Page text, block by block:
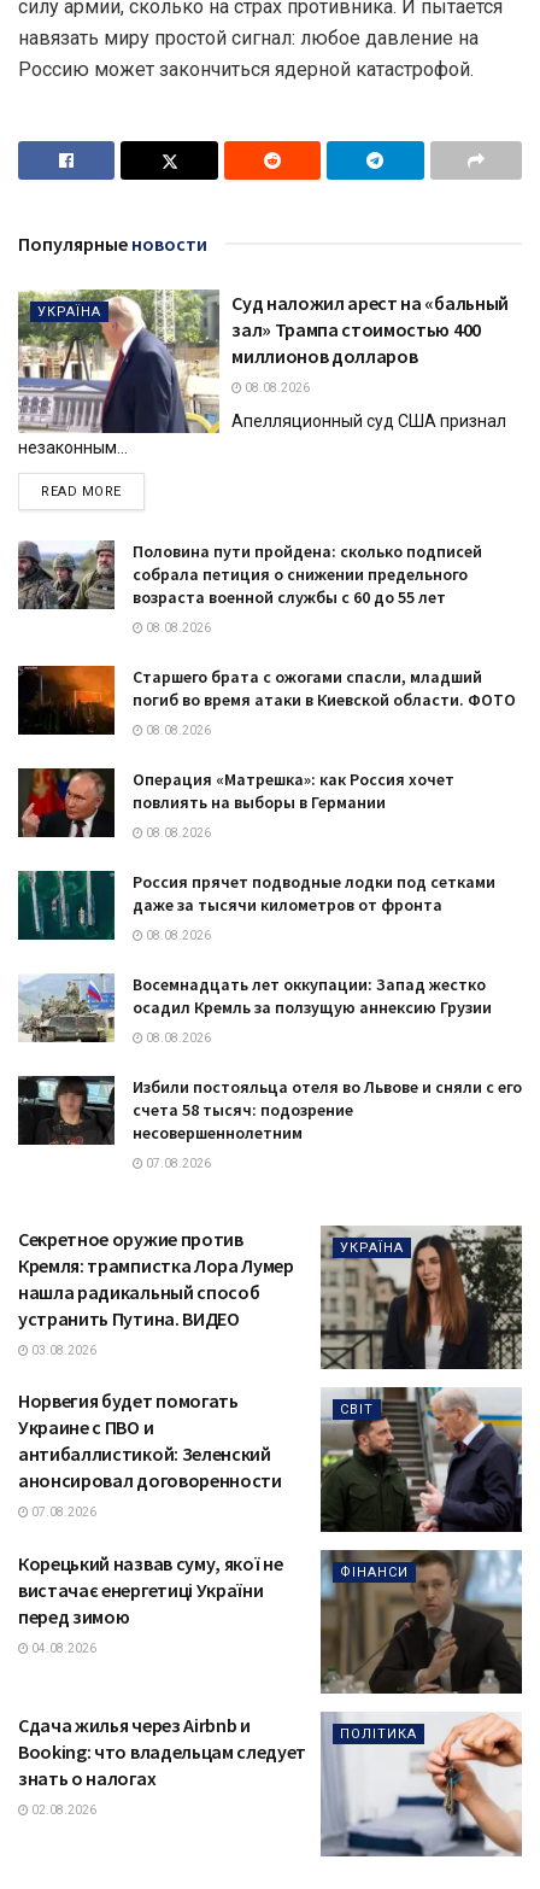
силу армии, сколько на страх противника. И пытается
навязать миру простой сигнал: любое давление на
Россию может закончиться ядерной катастрофой.
Популярные новости
УКРАЇНА
Суд наложил арест на «бальный
зал» Трампа стоимостью 400
миллионов долларов
08.08.2026
Апелляционный суд США признал
незаконным...
READ MOREDETAILS
Половина пути пройдена: сколько подписей
собрала петиция о снижении предельного
возраста военной службы с 60 до 55 лет
08.08.2026
Старшего брата с ожогами спасли, младший
погиб во время атаки в Киевской области. ФОТО
08.08.2026
Операция «Матрешка»: как Россия хочет
повлиять на выборы в Германии
08.08.2026
Россия прячет подводные лодки под сетками
даже за тысячи километров от фронта
08.08.2026
Восемнадцать лет оккупации: Запад жестко
осадил Кремль за ползущую аннексию Грузии
08.08.2026
Избили постояльца отеля во Львове и сняли с его
счета 58 тысяч: подозрение
несовершеннолетним
07.08.2026
УКРАЇНА
Секретное оружие против
Кремля: трампистка Лора Лумер
нашла радикальный способ
устранить Путина. ВИДЕО
03.08.2026
СВІТ
Норвегия будет помогать
Украине с ПВО и
антибаллистикой: Зеленский
анонсировал договоренности
07.08.2026
ФІНАНСИ
Корецький назвав суму, якої не
вистачає енергетиці України
перед зимою
04.08.2026
ПОЛІТИКА
Сдача жилья через Airbnb и
Booking: что владельцам следует
знать о налогах
02.08.2026